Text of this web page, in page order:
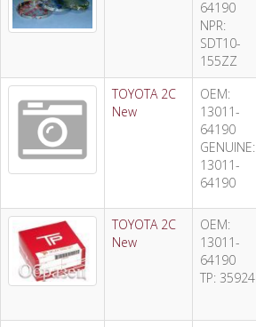
64190
NPR:
SDT10-
155ZZ
TOYOTA 2C
New
OEM:
13011-
64190
GENUINE:
13011-
64190
TOYOTA 2C
New
OEM:
13011-
64190
TP: 35924